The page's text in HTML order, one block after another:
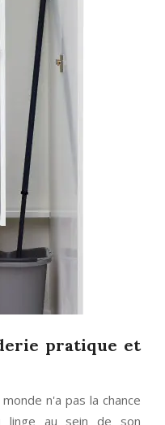
pratique et
n'a pas la chance
linge au sein de son